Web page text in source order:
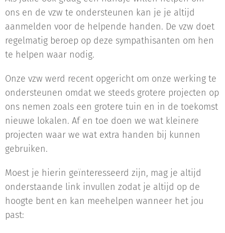
ons en de vzw te ondersteunen kan je je altijd
aanmelden voor de helpende handen. De vzw doet
regelmatig beroep op deze sympathisanten om hen
te helpen waar nodig.
Onze vzw werd recent opgericht om onze werking te
ondersteunen omdat we steeds grotere projecten op
ons nemen zoals een grotere tuin en in de toekomst
nieuwe lokalen. Af en toe doen we wat kleinere
projecten waar we wat extra handen bij kunnen
gebruiken.
Moest je hierin geïnteresseerd zijn, mag je altijd
onderstaande link invullen zodat je altijd op de
hoogte bent en kan meehelpen wanneer het jou
past: